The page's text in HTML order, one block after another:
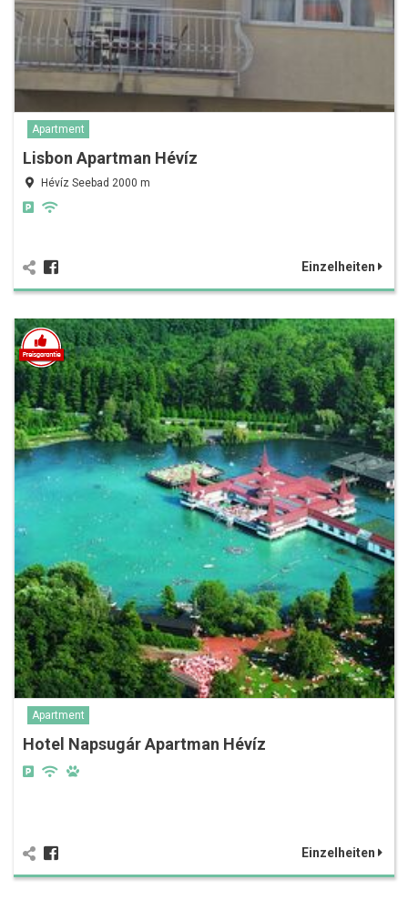
Apartment
Lisbon Apartman Hévíz
Hévíz Seebad 2000 m
Einzelheiten
Apartment
Hotel Napsugár Apartman Hévíz
Einzelheiten